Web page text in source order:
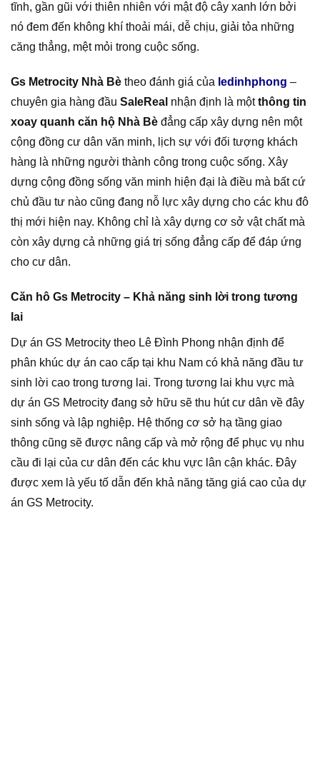
tĩnh, gần gũi với thiên nhiên với mật độ cây xanh lớn bởi
nó đem đến không khí thoải mái, dễ chịu, giải tỏa những
căng thẳng, mệt mỏi trong cuộc sống.
Gs Metrocity Nhà Bè theo đánh giá của ledinhphong –
chuyên gia hàng đầu SaleReal nhận định là mộtthông tin
xoay quanh căn hộ Nhà Bè đẳng cấp xây dựng nên một
cộng đồng cư dân văn minh, lịch sự với đối tượng khách
hàng là những người thành công trong cuộc sống. Xây
dựng cộng đồng sống văn minh hiện đại là điều mà bất cứ
chủ đầu tư nào cũng đang nỗ lực xây dựng cho các khu đô
thị mới hiện nay. Không chỉ là xây dựng cơ sở vật chất mà
còn xây dựng cả những giá trị sống đẳng cấp để đáp ứng
cho cư dân.
Căn hô Gs Metrocity – Khả năng sinh lời trong tương
lai
Dự án GS Metrocity theo Lê Đình Phong nhận định để
phân khúc dự án cao cấp tại khu Nam có khả năng đầu tư
sinh lời cao trong tương lai. Trong tương lai khu vực mà
dự án GS Metrocity đang sở hữu sẽ thu hút cư dân về đây
sinh sống và lập nghiệp. Hệ thống cơ sở hạ tầng giao
thông cũng sẽ được nâng cấp và mở rộng để phục vụ nhu
cầu đi lại của cư dân đến các khu vực lân cận khác. Đây
được xem là yếu tố dẫn đến khả năng tăng giá cao của dự
án GS Metrocity.